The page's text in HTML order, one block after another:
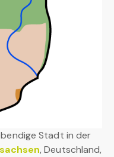
Stadt in der
, Deutschland,